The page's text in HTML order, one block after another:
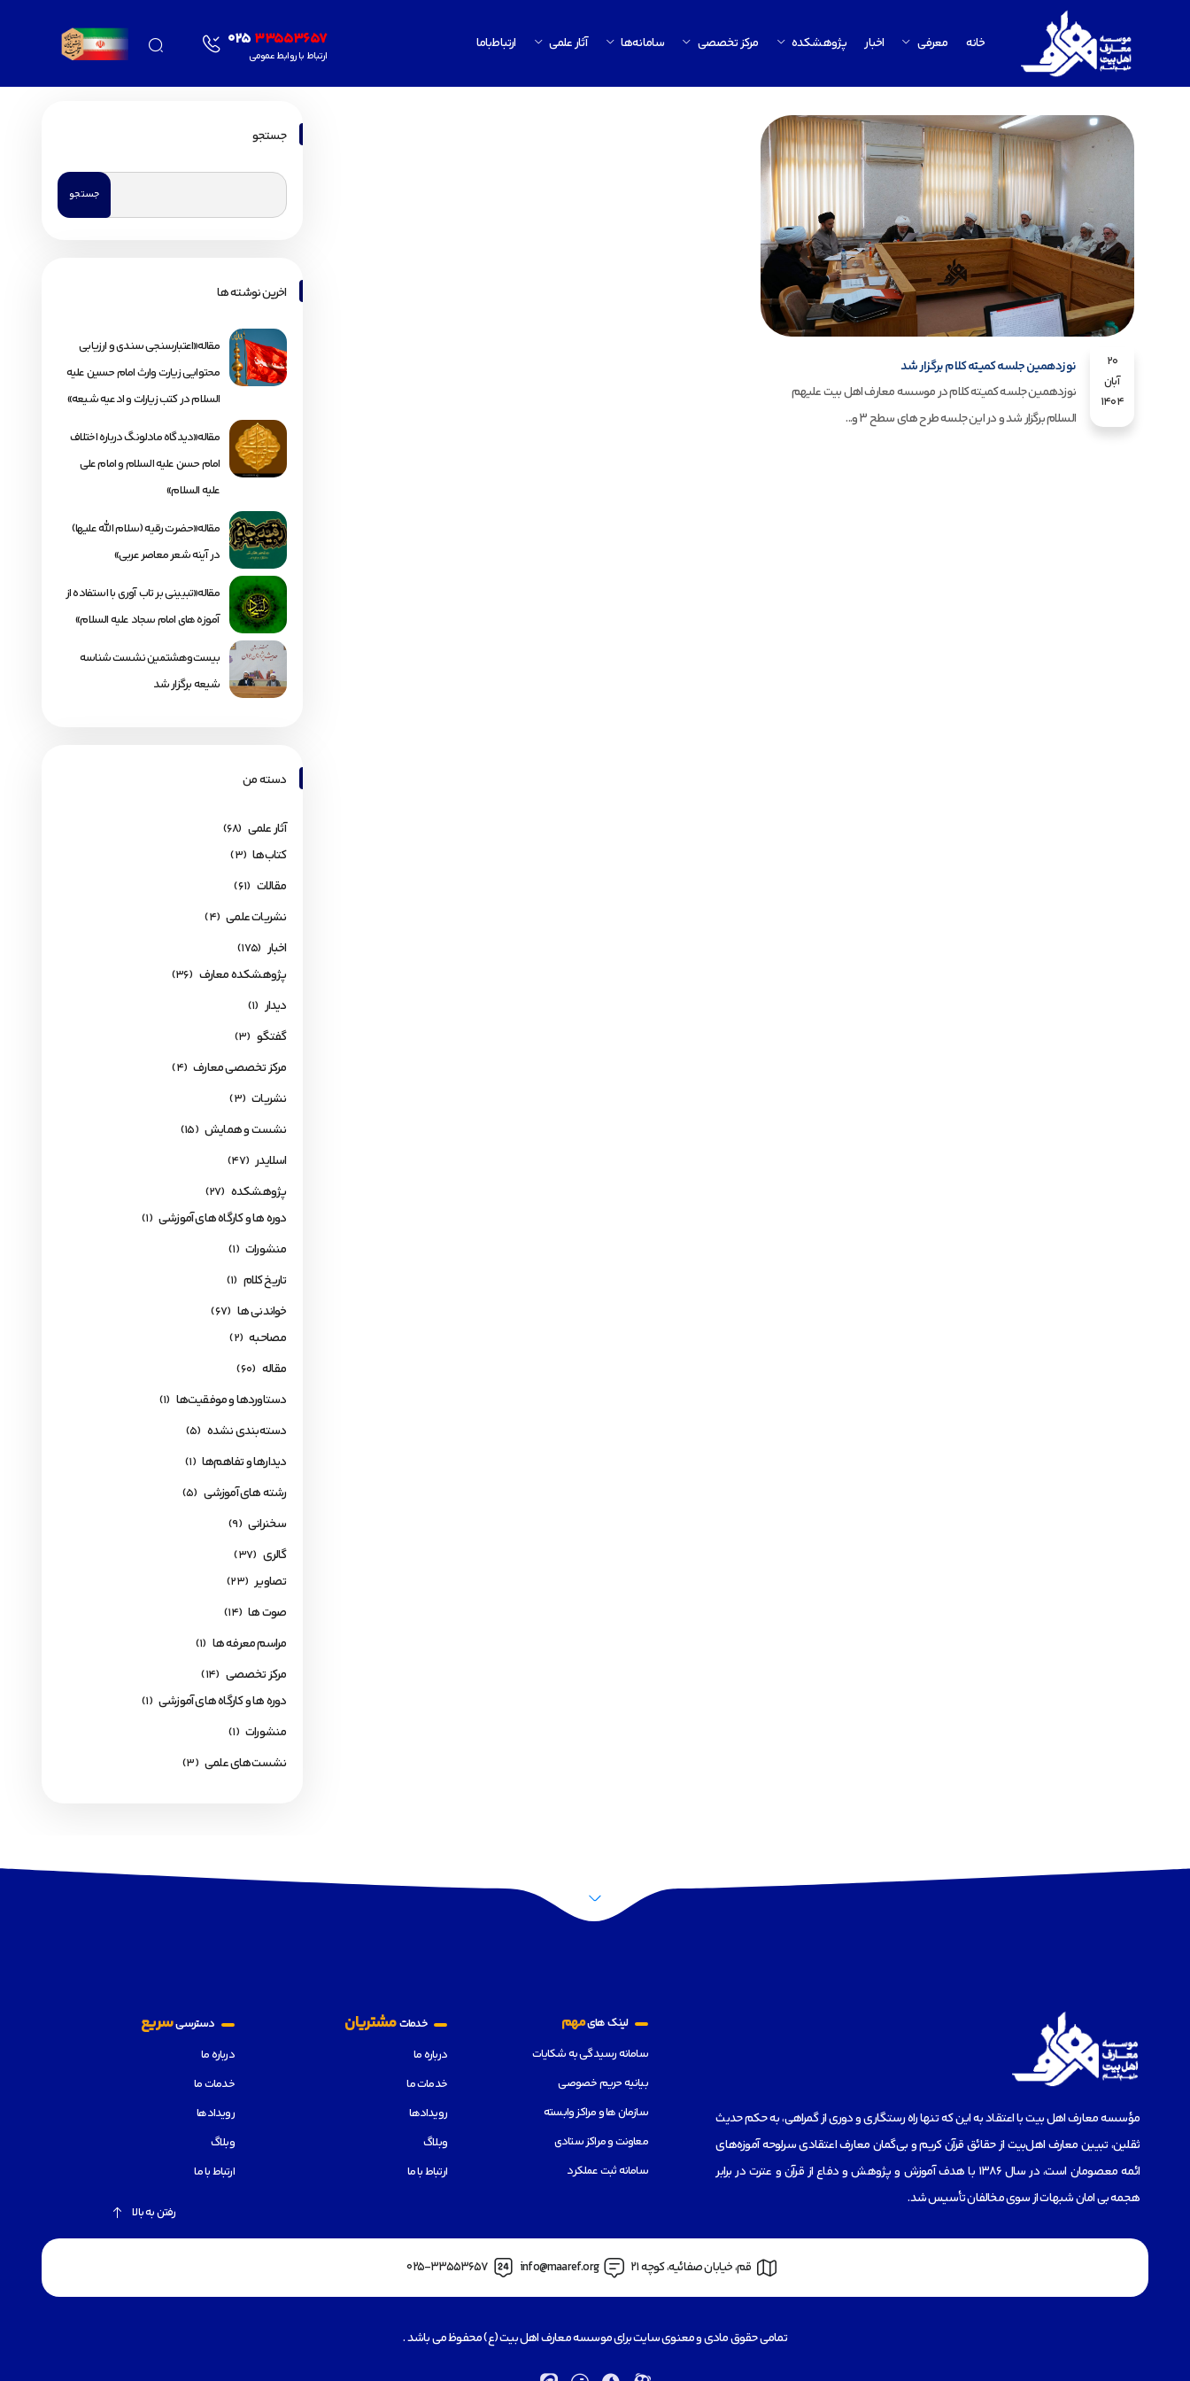
خانه معرفی اخبار پژوهشکده مرکز تخصصی سامانه‌ها آثار علمی ارتباط‌باما 02533553657
ارتباط با روابط عمومی
20
آبان
1404
نوزدهمین جلسه کمیته کلام برگزار شد
نوزدهمین جلسه کمیته کلام در موسسه معارف اهل بیت علیهم
السلام برگزار شد و در این جلسه طرح های سطح ۳ و...
جستجو
اخرین نوشته ها
مقاله«اعتبارسنجی سندی و ارزیابی
محتوایی زیارت وارث امام حسین علیه
السلام در کتب زیارات و ادعیه شیعه»
مقاله«دیدگاه مادلونگ درباره اختلاف
امام حسن علیه السلام و امام علی
علیه السلام»
مقاله«حضرت رقیه (سلام الله علیها)
در آینه شعر معاصر عربی»
مقاله«تبیینی بر تاب آوری با استفاده از
آموزه های امام سجاد علیه السلام»
بیست‌وهشتمین نشست شناسه
شیعه برگزار شد
دسته من
آثار علمی (68)
کتاب‌ها (3)
مقالات (61)
نشریات علمی (4)
اخبار (175)
پژوهشکده معارف (36)
دیدار (1)
گفتگو (3)
مرکز تخصصی معارف (4)
نشریات (3)
نشست و همایش (15)
اسلایدر (47)
پژوهشکده (27)
دوره ها و کارگاه های آموزشی (1)
منشورات (1)
تاریخ کلام (1)
خواندنی ها (67)
مصاحبه (2)
مقاله (60)
دستاوردها و موفقیت‌ها (1)
دسته‌بندی نشده (5)
دیدارها و تفاهم‌ها (1)
رشته های آموزشی (5)
سخنرانی (9)
گالری (37)
تصاویر (23)
صوت ها (14)
مراسم معرفه ها (1)
مرکز تخصصی (14)
دوره ها و کارگاه های آموزشی (1)
منشورات (1)
نشست‌های علمی (3)
مؤسسه‌ معارف اهل بیت با اعتقاد به این که تنها راه رستگاری و دوری از گمراهی، به حکم حدیث
ثقلین، تبیین معارف اهل‌بیت از حقائق قرآن کریم و بی‌گمان معارف اعتقادی سرلوحه آموزه‌های
ائمه معصومان است، در سال 1386 با هدف آموزش و پژوهش و دفاع از قرآن و عترت در برابر
هجمه بی امان شبهات از سوی مخالفان تأسیس شد.
لینک هایمهم
سامانه رسیدگی به شکایات
بیانیه حریم خصوصی
سازمان ها و مراکز وابسته
معاونت و مراکز ستادی
سامانه ثبت عملکرد
خدماتمشتریان
درباره ما
خدمات ما
رویدادها
وبلاگ
ارتباط با ما
دسترسیسریع
درباره ما
خدمات ما
رویدادها
وبلاگ
ارتباط با ما
رفتن به بالا
قم، خیابان صفائیه، کوچه 21 info@maaref.org
025-33553657
تمامی حقوق مادی و معنوی سایت برای موسسه معارف اهل بیت (ع) محفوظ می باشد .